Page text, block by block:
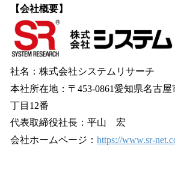
【会社概要】
社名：株式会社システムリサーチ
本社所在地：〒453-0861愛知県名古
丁目12番
代表取締役社長：平山 宏
会社ホームページ： https://www.sr-